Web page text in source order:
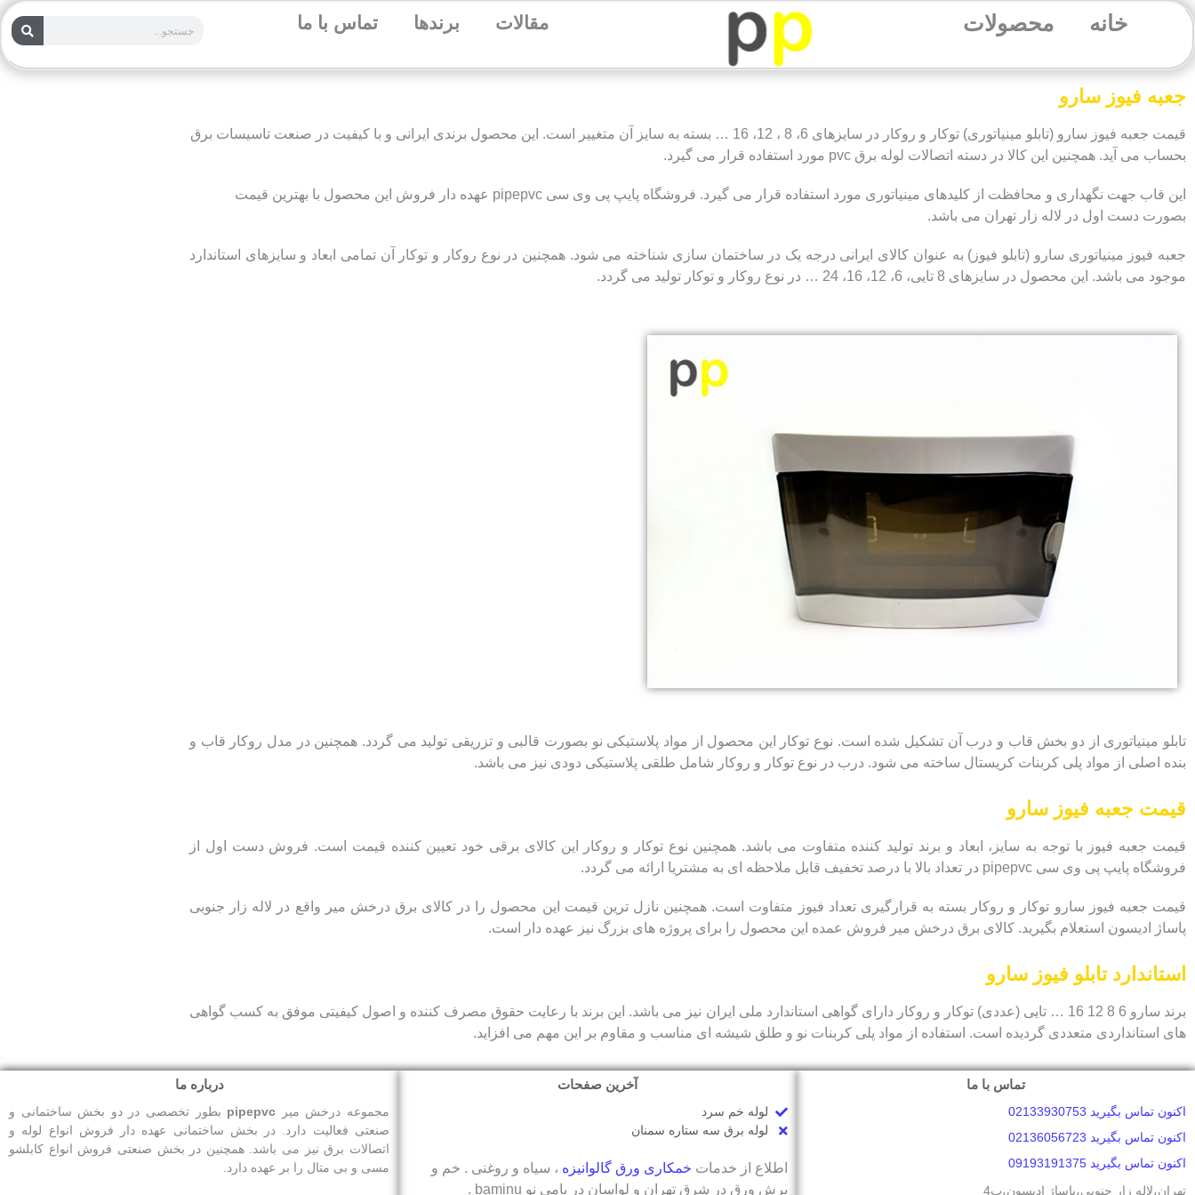
خانه محصولات مقالات برندها تماس با ما
جعبه فیوز سارو
قیمت جعبه فیوز سارو (تابلو مینیاتوری) توکار و روکار در سایزهای 6، 8 ، 12، 16 … بسته به سایز آن متغییر است. این محصول برندی ایرانی و با کیفیت در صنعت تاسیسات برق
بحساب می آید. همچنین این کالا در دسته اتصالات لوله برق pvc مورد استفاده قرار می گیرد.
این قاب جهت نگهداری و محافظت از کلیدهای مینیاتوری مورد استفاده قرار می گیرد. فروشگاه پایپ پی وی سی pipepvc عهده دار فروش این محصول با بهترین قیمت
بصورت دست اول در لاله زار تهران می باشد.
جعبه فیوز مینیاتوری سارو (تابلو فیوز) به عنوان کالای ایرانی درجه یک در ساختمان سازی شناخته می شود. همچنین در نوع روکار و توکار آن تمامی ابعاد و سایزهای استاندارد
موجود می باشد. این محصول در سایزهای 8 تایی، 6، 12، 16، 24 … در نوع روکار و توکار تولید می گردد.
تابلو مینیاتوری از دو بخش قاب و درب آن تشکیل شده است. نوع توکار این محصول از مواد پلاستیکی نو بصورت قالبی و تزریقی تولید می گردد. همچنین در مدل روکار قاب و
بنده اصلی از مواد پلی کربنات کریستال ساخته می شود. درب در نوع توکار و روکار شامل طلقی پلاستیکی دودی نیز می باشد.
قیمت جعبه فیوز سارو
قیمت جعبه فیوز با توجه به سایز، ابعاد و برند تولید کننده متفاوت می باشد. همچنین نوع توکار و روکار این کالای برقی خود تعیین کننده قیمت است. فروش دست اول از
فروشگاه پایپ پی وی سی pipepvc در تعداد بالا با درصد تخفیف قابل ملاحظه ای به مشتریا ارائه می گردد.
قیمت جعبه فیوز سارو توکار و روکار بسته به قرارگیری تعداد فیوز متفاوت است. همچنین نازل ترین قیمت این محصول را در کالای برق درخش میر واقع در لاله زار جنوبی
پاساژ ادیسون استعلام بگیرید. کالای برق درخش میر فروش عمده این محصول را برای پروژه های بزرگ نیز عهده دار است.
استاندارد تابلو فیوز سارو
برند سارو 6 8 12 16 … تایی (عددی) توکار و روکار دارای گواهی استاندارد ملی ایران نیز می باشد. این برند با رعایت حقوق مصرف کننده و اصول کیفیتی موفق به کسب گواهی
های استانداردی متعددی گردیده است. استفاده از مواد پلی کربنات نو و طلق شیشه ای مناسب و مقاوم بر این مهم می افزاید.
تماس با ما
اکنون تماس بگیرید 02133930753
اکنون تماس بگیرید 02136056723
اکنون تماس بگیرید 09193191375
تهران،لاله زار جنوبی،پاساژ ادیسون،پ4
آخرین صفحات
لوله خم سرد
لوله برق سه ستاره سمنان
اطلاع از خدمات خمکاری ورق گالوانیزه ، سیاه و روغنی . خم و
برش ورق در شرق تهران و لواسان در بامی نو baminu .
درباره ما
مجموعه درخش میر pipepvc بطور تخصصی در دو بخش ساختمانی و
صنعتی فعالیت دارد. در بخش ساختمانی عهده دار فروش انواع لوله و
اتصالات برق نیز می باشد. همچنین در بخش صنعتی فروش انواع کابلشو
مسی و بی متال را بر عهده دارد.